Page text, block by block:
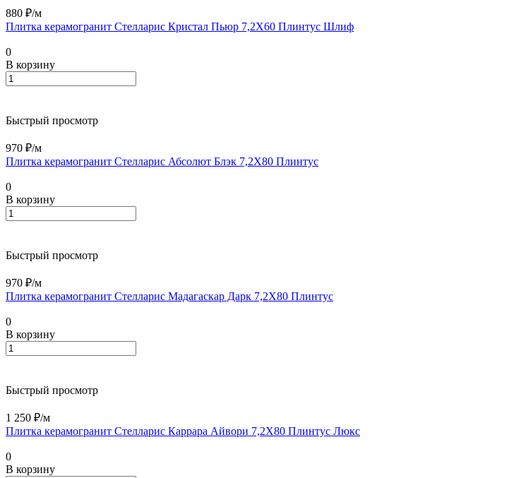
880 ₽/м
Плитка керамогранит Стелларис Кристал Пьюр 7,2X60 Плинтус Шлиф
0
В корзину
Быстрый просмотр
970 ₽/м
Плитка керамогранит Стелларис Абсолют Блэк 7,2X80 Плинтус
0
В корзину
Быстрый просмотр
970 ₽/м
Плитка керамогранит Стелларис Мадагаскар Дарк 7,2X80 Плинтус
0
В корзину
Быстрый просмотр
1 250 ₽/м
Плитка керамогранит Стелларис Каррара Айвори 7,2X80 Плинтус Люкс
0
В корзину